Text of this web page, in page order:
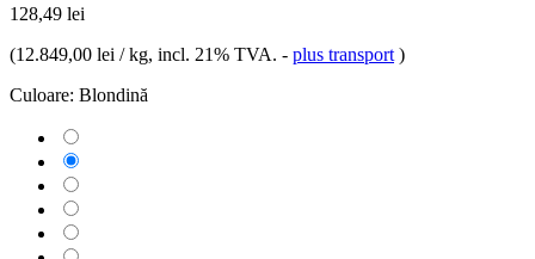
128,49 lei
(12.849,00 lei / kg, incl. 21% TVA. - plus transport )
Culoare: Blondină